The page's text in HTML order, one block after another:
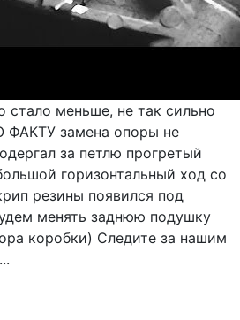
стало меньше, не так сильно
ФАКТУ замена опоры не
за петлю прогретый
горизонтальный ход со
резины появился под
менять заднюю подушку
коробки) Следите за нашим